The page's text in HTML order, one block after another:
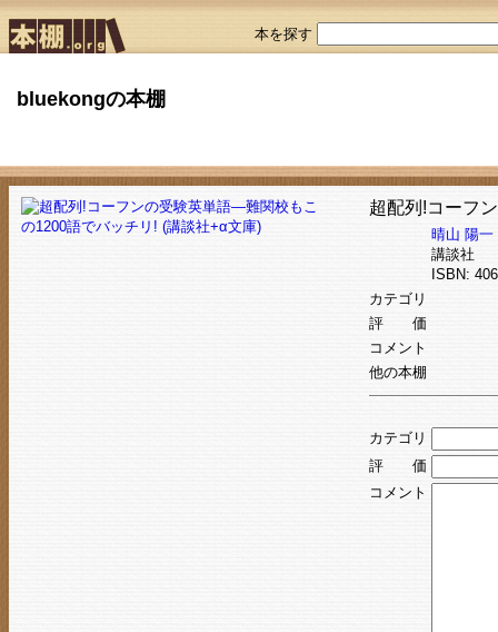
本を探す
bluekongの本棚
超配列!コーフ
晴山 陽一
講談社
ISBN:
カテゴリ
評 価
コメント
他の本棚
カテゴリ
評 価
コメント